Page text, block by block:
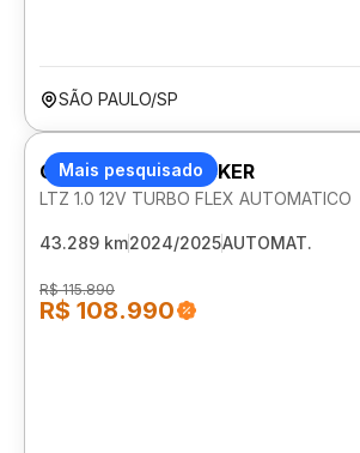
SÃO PAULO/SP
Mais pesquisado
CHEVROLET TRACKER
LTZ 1.0 12V TURBO FLEX AUTOMATICO
43.289 km2024/2025AUTOMAT.
R$ 115.890
R$ 108.990